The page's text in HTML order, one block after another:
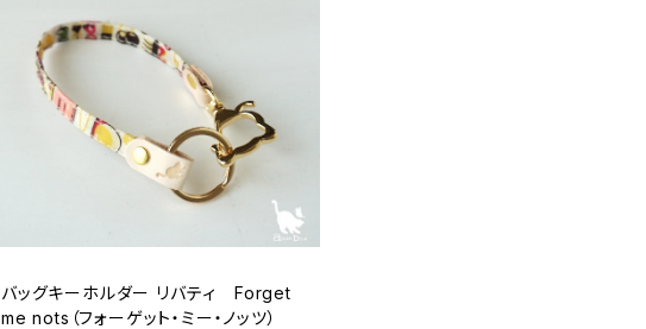
バッグキーホルダー リバティ Forget
me nots（フォーゲット・ミー・ノッツ）